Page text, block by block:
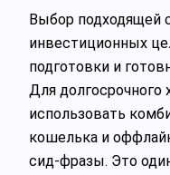
Выбор подходящей
инвестиционных
подготовки и
Для долгосрочного
использовать
кошелька и
сид-фразы. Это